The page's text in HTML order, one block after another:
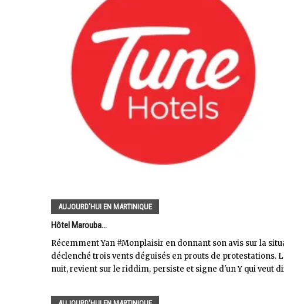
AUJOURD'HUI EN MARTINIQUE
Hôtel Marouba...
Récemment Yan #Monplaisir en donnant son avis sur la
déclenché trois vents déguisés en prouts de protestations.
nuit, revient sur le riddim, persiste et signe d'un Y qui veut